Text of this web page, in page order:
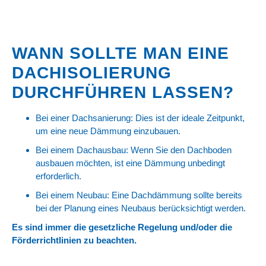
WANN SOLLTE MAN EINE
DACHISOLIERUNG
DURCHFÜHREN LASSEN?
Bei einer Dachsanierung: Dies ist der ideale Zeitpunkt,
um eine neue Dämmung einzubauen.
Bei einem Dachausbau: Wenn Sie den Dachboden
ausbauen möchten, ist eine Dämmung unbedingt
erforderlich.
Bei einem Neubau: Eine Dachdämmung sollte bereits
bei der Planung eines Neubaus berücksichtigt werden.
Es sind immer die gesetzliche Regelung und/oder die
Förderrichtlinien zu beachten.